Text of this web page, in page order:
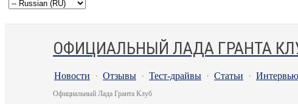
ОФИЦИАЛЬНЫЙ ЛАДА ГРАНТА
Новости · Отзывы · Тест-драйвы · Статьи · Интервью
Официальный Лада Гранта Клуб